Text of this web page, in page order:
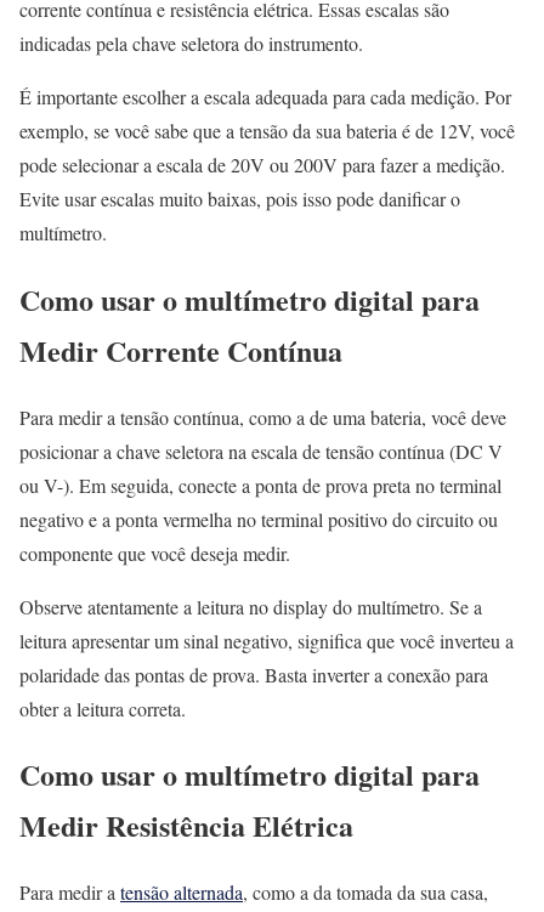
corrente contínua e resistência elétrica. Essas escalas são
indicadas pela chave seletora do instrumento.
É importante escolher a escala adequada para cada medição. Por
exemplo, se você sabe que a tensão da sua bateria é de 12V, você
pode selecionar a escala de 20V ou 200V para fazer a medição.
Evite usar escalas muito baixas, pois isso pode danificar o
multímetro.
Como usar o multímetro digital para
Medir Corrente Contínua
Para medir a tensão contínua, como a de uma bateria, você deve
posicionar a chave seletora na escala de tensão contínua (DC V
ou V-). Em seguida, conecte a ponta de prova preta no terminal
negativo e a ponta vermelha no terminal positivo do circuito ou
componente que você deseja medir.
Observe atentamente a leitura no display do multímetro. Se a
leitura apresentar um sinal negativo, significa que você inverteu a
polaridade das pontas de prova. Basta inverter a conexão para
obter a leitura correta.
Como usar o multímetro digital para
Medir Resistência Elétrica
Para medir atensão alternada, como a da tomada da sua casa,